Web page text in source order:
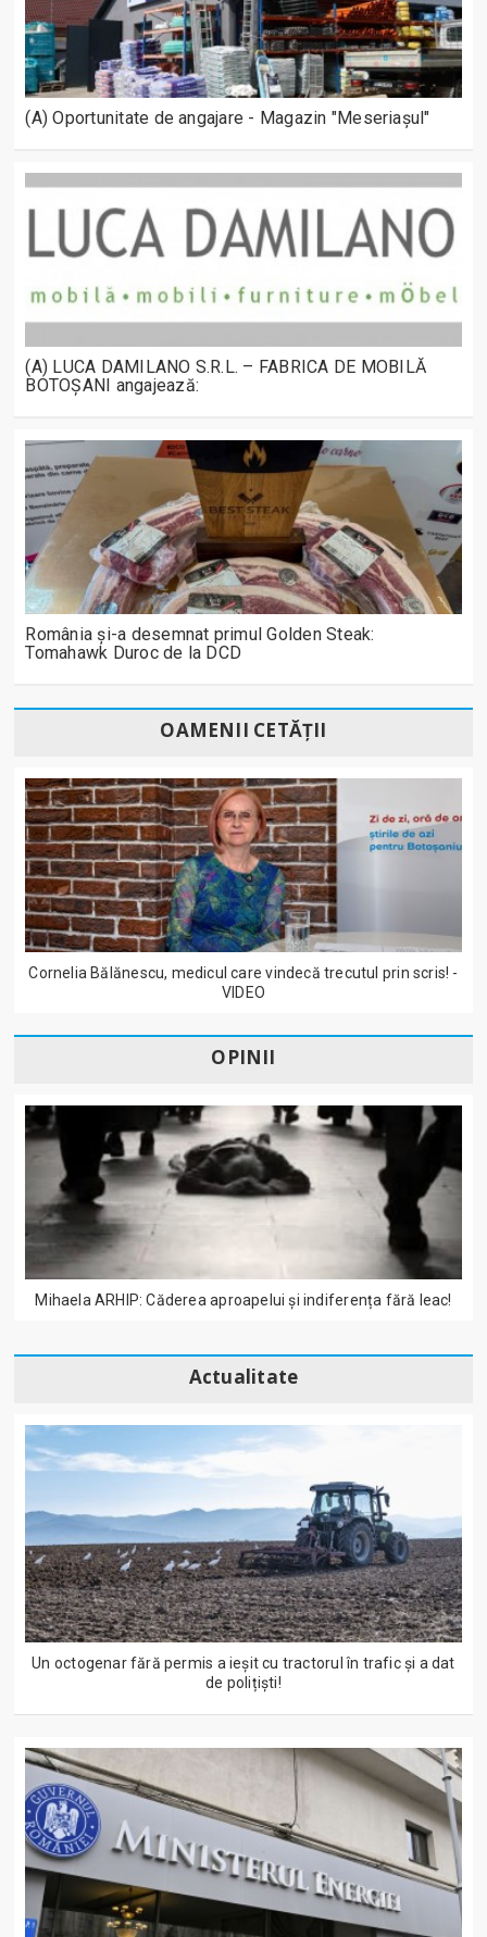
(A) Oportunitate de angajare - Magazin "Meseriașul"
(A) LUCA DAMILANO S.R.L. – FABRICA DE MOBILĂ
BOTOȘANI angajează:
România și-a desemnat primul Golden Steak:
Tomahawk Duroc de la DCD
OAMENII CETĂȚII
Cornelia Bălănescu, medicul care vindecă trecutul prin scris! -
VIDEO
OPINII
Mihaela ARHIP: Căderea aproapelui și indiferența fără leac!
Actualitate
Un octogenar fără permis a ieșit cu tractorul în trafic și a dat
de polițiști!